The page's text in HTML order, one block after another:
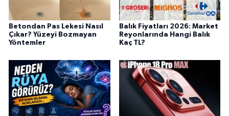
Betondan Pas Lekesi Nasıl
Çıkar? Yüzeyi Bozmayan
Yöntemler
Balık Fiyatları 2026: Market
Reyonlarında Hangi Balık
Kaç TL?